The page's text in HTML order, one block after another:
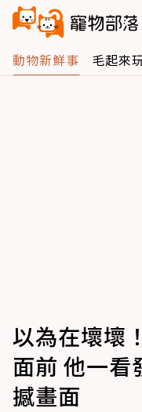
動物新鮮事 毛起來
以為在壞壞
面前 他一看
撼畫面